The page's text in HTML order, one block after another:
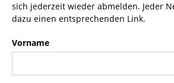
sich jederzeit wieder abmelden. Jeder
dazu einen entsprechenden Link.
Vorname